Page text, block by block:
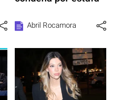
Abril Rocamora